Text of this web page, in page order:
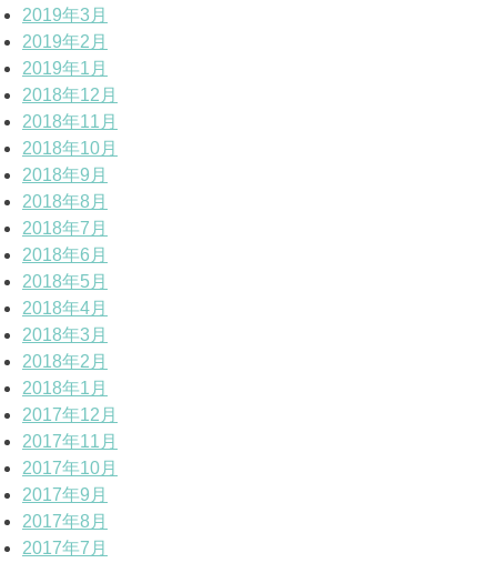
2019年3月
2019年2月
2019年1月
2018年12月
2018年11月
2018年10月
2018年9月
2018年8月
2018年7月
2018年6月
2018年5月
2018年4月
2018年3月
2018年2月
2018年1月
2017年12月
2017年11月
2017年10月
2017年9月
2017年8月
2017年7月